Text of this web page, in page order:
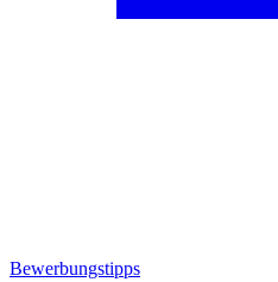
Bewerbungstipps